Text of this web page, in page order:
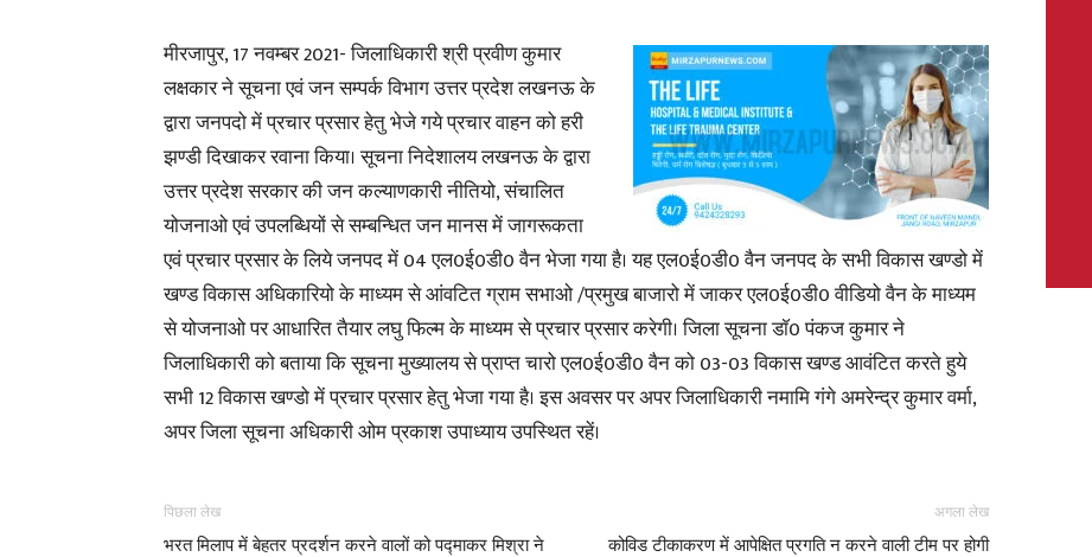
News,
Latest
मीरजापुर, 17 नवम्बर 2021- जिलाधिकारी श्री प्रवीण कुमार
लक्षकार ने सूचना एवं जन सम्पर्क विभाग उत्तर प्रदेश लखनऊ के
द्वारा जनपदो में प्रचार प्रसार हेतु भेजे गये प्रचार वाहन को हरी
झण्डी दिखाकर रवाना किया। सूचना निदेशालय लखनऊ के द्वारा
उत्तर प्रदेश सरकार की जन कल्याणकारी नीतियो, संचालित
योजनाओ एवं उपलब्धियों से सम्बन्धित जन मानस में जागरूकता
एवं प्रचार प्रसार के लिये जनपद में 04 एल0ई0डी0 वैन भेजा गया है। यह एल0ई0डी0 वैन जनपद के सभी विकास खण्डो में
खण्ड विकास अधिकारियो के माध्यम से आंवटित ग्राम सभाओ /प्रमुख बाजारो में जाकर एल0ई0डी0 वीडियो वैन के माध्यम
से योजनाओ पर आधारित तैयार लघु फिल्म के माध्यम से प्रचार प्रसार करेगी। जिला सूचना डाॅ0 पंकज कुमार ने
जिलाधिकारी को बताया कि सूचना मुख्यालय से प्राप्त चारो एल0ई0डी0 वैन को 03-03 विकास खण्ड आवंटित करते हुये
सभी 12 विकास खण्डो में प्रचार प्रसार हेतु भेजा गया है। इस अवसर पर अपर जिलाधिकारी नमामि गंगे अमरेन्द्र कुमार वर्मा,
अपर जिला सूचना अधिकारी ओम प्रकाश उपाध्याय उपस्थित रहें।
पिछला लेख
भरत मिलाप में बेहतर प्रदर्शन करने वालों को पद्माकर मिश्रा ने
अगला लेख
कोविड टीकाकरण में आपेक्षित प्रगति न करने वाली टीम पर होगी